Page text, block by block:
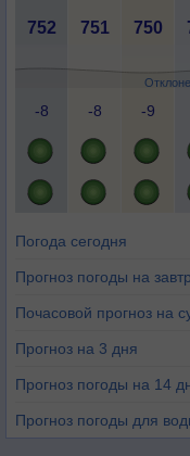
752 751 750
-8 -8 -9
Погода сегодня
Прогноз погоды на
Почасовой прогноз на
Прогноз на 3 дня
Прогноз погоды на 14
Прогноз погоды для